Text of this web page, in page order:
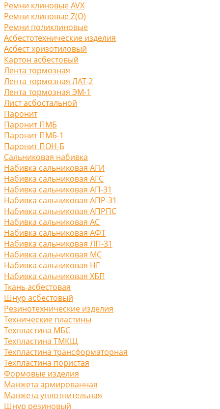
Ремни клиновые AVX
Ремни клиновые Z(O)
Ремни поликлиновые
Асбестотехнические изделия
Асбест хризотиловый
Картон асбестовый
Лента тормозная
Лента тормозная ЛАТ-2
Лента тормозная ЭМ-1
Лист асбостальной
Паронит
Паронит ПМБ
Паронит ПМБ-1
Паронит ПОН-Б
Сальниковая набивка
Набивка сальниковая АГИ
Набивка сальниковая АГС
Набивка сальниковая АП-31
Набивка сальниковая АПР-31
Набивка сальниковая АПРПС
Набивка сальниковая АС
Набивка сальниковая АФТ
Набивка сальниковая ЛП-31
Набивка сальниковая МС
Набивка сальниковая НГ
Набивка сальниковая ХБП
Ткань асбестовая
Шнур асбестовый
Резинотехнические изделия
Технические пластины
Техпластина МБС
Техпластина ТМКЩ
Техпластина трансформаторная
Техпластина пористая
Формовые изделия
Манжета армированная
Манжета уплотнительная
Шнур резиновый